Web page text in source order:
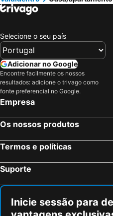
Selecione o seu país
Adicionar no Google
Encontre facilmente os nossos
resultados: adicione o trivago como
fonte preferencial no Google.
Empresa
Os nossos produtos
Termos e políticas
Suporte
Inicie sessão para